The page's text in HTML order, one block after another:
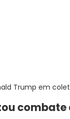
Trump em